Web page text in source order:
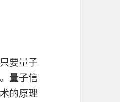
要量子
量子信
的原理